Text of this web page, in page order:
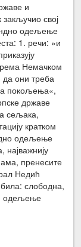
и
свој
одељење
1. речи: »и
Немачком
да они треба
покољења«,
државе
сељака,
кратком
одељење
најважнију
пренесите
Недић
слободна,
одељење